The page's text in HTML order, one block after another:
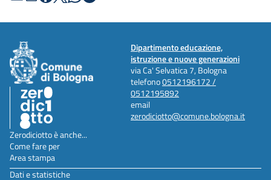
Dipartimento educazione,
istruzione e nuove generazioni
via Ca' Selvatica 7, Bologna
telefono0512196172 /
0512195892
email
zerodiciotto@comune.bologna.it
Zerodiciotto è anche...
Come fare per
Area stampa
Dati e statistiche